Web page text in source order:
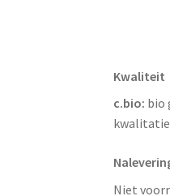
Kwaliteit
c.bio: bio
Niet